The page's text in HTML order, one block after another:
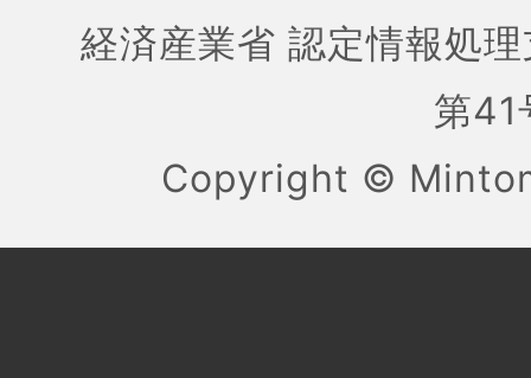
経済産業省 認定情報処
第
Copyright ©